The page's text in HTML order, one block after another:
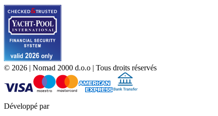
© 2026 | Nomad 2000 d.o.o | Tous droits réservés
Développé par